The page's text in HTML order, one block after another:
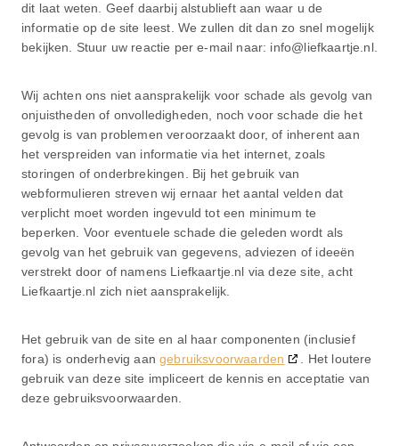
dit laat weten. Geef daarbij alstublieft aan waar u de
informatie op de site leest. We zullen dit dan zo snel mogelijk
bekijken. Stuur uw reactie per e-mail naar: info@liefkaartje.nl.
Wij achten ons niet aansprakelijk voor schade als gevolg van
onjuistheden of onvolledigheden, noch voor schade die het
gevolg is van problemen veroorzaakt door, of inherent aan
het verspreiden van informatie via het internet, zoals
storingen of onderbrekingen. Bij het gebruik van
webformulieren streven wij ernaar het aantal velden dat
verplicht moet worden ingevuld tot een minimum te
beperken. Voor eventuele schade die geleden wordt als
gevolg van het gebruik van gegevens, adviezen of ideeën
verstrekt door of namens Liefkaartje.nl via deze site, acht
Liefkaartje.nl zich niet aansprakelijk.
Het gebruik van de site en al haar componenten (inclusief
fora) is onderhevig aangebruiksvoorwaarden
. Het loutere
gebruik van deze site impliceert de kennis en acceptatie van
deze gebruiksvoorwaarden.